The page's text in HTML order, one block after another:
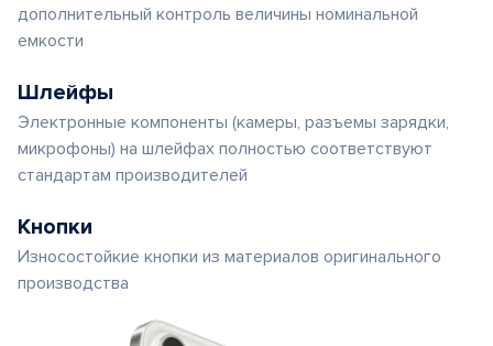
дополнительный контроль величины номинальной
емкости
Шлейфы
Электронные компоненты (камеры, разъемы зарядки,
микрофоны) на шлейфах полностью соответствуют
стандартам производителей
Кнопки
Износостойкие кнопки из материалов оригинального
производства